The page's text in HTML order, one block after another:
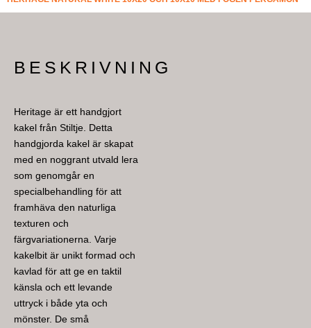
BESKRIVNING
Heritage är ett handgjort
kakel från Stiltje. Detta
handgjorda kakel är skapat
med en noggrant utvald lera
som genomgår en
specialbehandling för att
framhäva den naturliga
texturen och
färgvariationerna. Varje
kakelbit är unikt formad och
kavlad för att ge en taktil
känsla och ett levande
uttryck i både yta och
mönster. De små